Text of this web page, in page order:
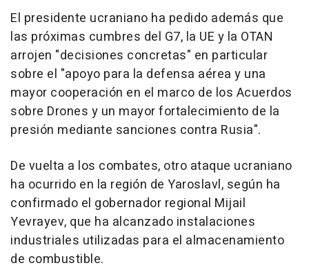
El presidente ucraniano ha pedido además que
las próximas cumbres del G7, la UE y la OTAN
arrojen "decisiones concretas" en particular
sobre el "apoyo para la defensa aérea y una
mayor cooperación en el marco de los Acuerdos
sobre Drones y un mayor fortalecimiento de la
presión mediante sanciones contra Rusia".
De vuelta a los combates, otro ataque ucraniano
ha ocurrido en la región de Yaroslavl, según ha
confirmado el gobernador regional Mijail
Yevrayev, que ha alcanzado instalaciones
industriales utilizadas para el almacenamiento
de combustible.